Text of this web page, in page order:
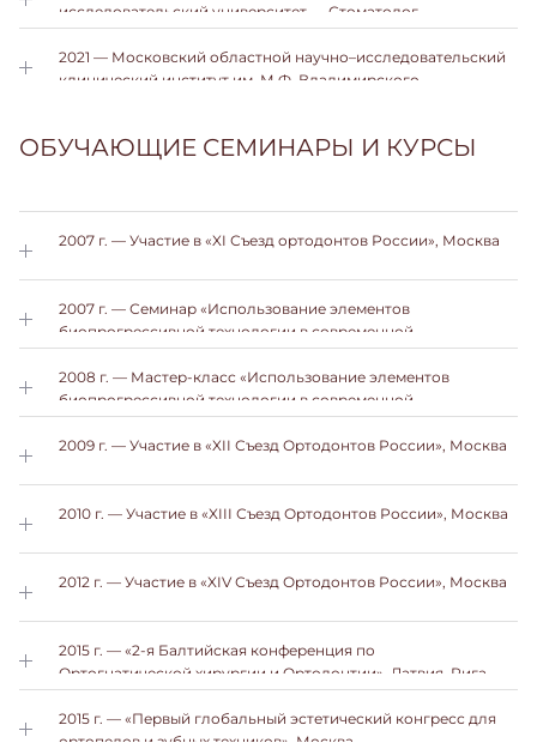
исследовательский университет — Стоматолог.
2021 — Московский областной научно–исследовательский
клинический институт им. М.Ф. Владимирского.
ОБУЧАЮЩИЕ СЕМИНАРЫ И КУРСЫ
2007 г. — Участие в «XI Съезд ортодонтов России», Москва
2007 г. — Семинар «Использование элементов
биопрогрессивной технологии в современной
ортодонтической практике», Москва
2008 г. — Мастер-класс «Использование элементов
биопрогрессивной технологии в современной
ортодонтической практике», Москва
2009 г. — Участие в «XII Съезд Ортодонтов России», Москва
2010 г. — Участие в «XIII Съезд Ортодонтов России», Москва
2012 г. — Участие в «XIV Съезд Ортодонтов России», Москва
2015 г. — «2-я Балтийская конференция по
Ортогнатической хирургии и Ортодонтии», Латвия, Рига
2015 г. — «Первый глобальный эстетический конгресс для
ортопедов и зубных техников», Москва